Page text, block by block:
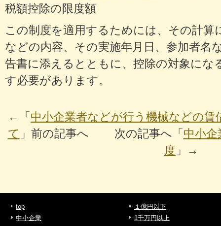
税額控除の限度額
この制度を適用するためには、その計算
などの内容、その実施年月日、参加者名
告書に添えるとともに、控除の対象にな
す必要があります。
←「中小企業者などが行う機械などの
て 」前の記事へ 次の記事へ「中小
度 」→
top
中小企業
１億円以下
1千万円以上